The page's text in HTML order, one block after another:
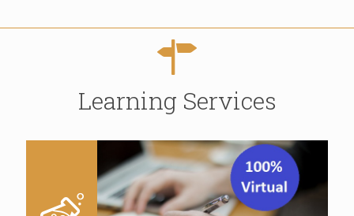
Learning Services